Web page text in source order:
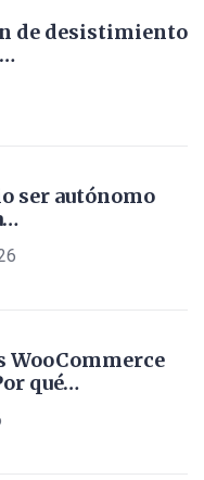
de desistimiento
ser autónomo
WooCommerce
qué…